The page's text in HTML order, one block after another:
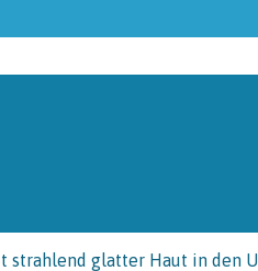
strahlend glatter Haut in den